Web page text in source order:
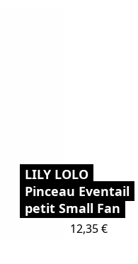
LILY LOLO
Pinceau Eventail
petit Small Fan
Prix
12,35 €